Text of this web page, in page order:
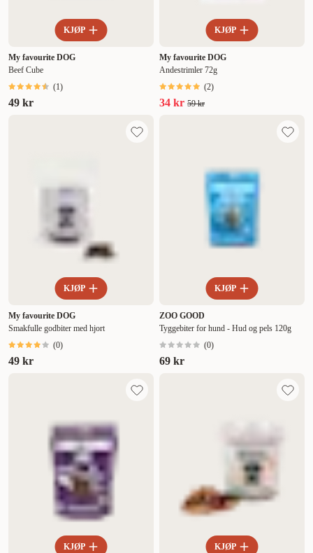
KJØP
My favourite DOG
Beef Cube
(1)
49 kr
KJØP
My favourite DOG
Andestrimler 72g
(2)
34 kr 59 kr
KJØP
My favourite DOG
Smakfulle godbiter med hjort
(0)
49 kr
KJØP
ZOO GOOD
Tyggebiter for hund - Hud og pels 120g
(0)
69 kr
KJØP KJØP